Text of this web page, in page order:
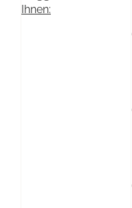
Ihnen: